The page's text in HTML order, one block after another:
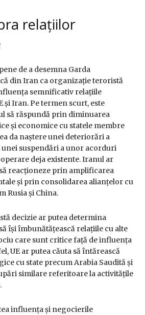
relațiilor
de a desemna Garda
din Iran ca organizație teroristă
semnificativ relațiile
și Iran. Pe termen scurt, este
să răspundă prin diminuarea
și economice cu statele membre
da naștere unei deteriorări a
suspendări a unor acorduri
deja existente. Iranul ar
reacționeze prin amplificarea
și prin consolidarea alianțelor cu
Rusia și China.
decizie ar putea determina
își îmbunătățească relațiile cu alte
care sunt critice față de influența
UE ar putea căuta să întărească
cu state precum Arabia Saudită și
similare referitoare la activitățile
influența și negocierile